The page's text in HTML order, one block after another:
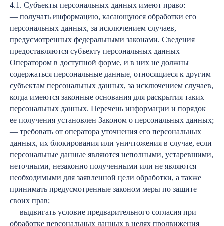
4.1. Субъекты персональных данных имеют право:
— получать информацию, касающуюся обработки его
персональных данных, за исключением случаев,
предусмотренных федеральными законами. Сведения
предоставляются субъекту персональных данных
Оператором в доступной форме, и в них не должны
содержаться персональные данные, относящиеся к другим
субъектам персональных данных, за исключением случаев,
когда имеются законные основания для раскрытия таких
персональных данных. Перечень информации и порядок
ее получения установлен Законом о персональных данных;
— требовать от оператора уточнения его персональных
данных, их блокирования или уничтожения в случае, если
персональные данные являются неполными, устаревшими,
неточными, незаконно полученными или не являются
необходимыми для заявленной цели обработки, а также
принимать предусмотренные законом меры по защите
своих прав;
— выдвигать условие предварительного согласия при
обработке персональных данных в целях продвижения